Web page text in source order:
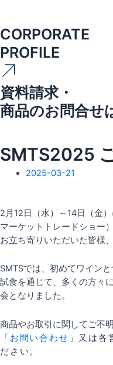
CORPORATE
PROFILE
資料請求・
商品のお問合せ
SMTS2025
2025-03-21
2月12日（水）～14日（金
マーケットトレードショー
お立ち寄りいただいた皆様
SMTSでは、初めてワイン
試食を通じて、多くの方々
会となりました。
商品やお取引に関してご不
「 お問い合わせ 」又は各
ださい。